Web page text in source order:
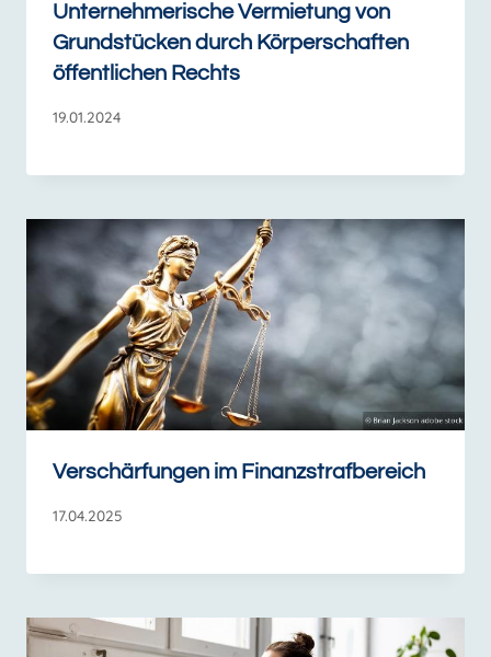
Unternehmerische Vermietung von
Grundstücken durch Körperschaften
öffentlichen Rechts
19.01.2024
Verschärfungen im Finanzstrafbereich
17.04.2025